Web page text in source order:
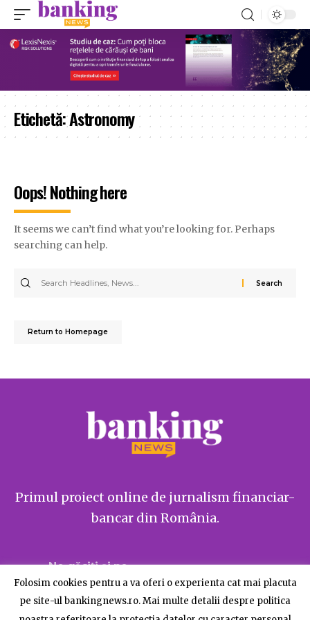
Etichetă:Astronomy
Oops! Nothing here
It seems we can’t find what you’re looking for. Perhaps
searching can help.
Return to Homepage
Primul proiect online de jurnalism financiar-
bancar din România.
Ne găsiți și pe
Folosim cookies pentru a va oferi o experienta cat mai placuta
pe site-ul bankingnews.ro. Mai multe detalii despre politica